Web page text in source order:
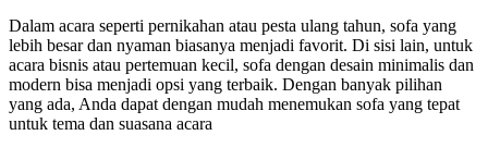
Dalam acara seperti pernikahan atau pesta ulang tahun, sofa yang
lebih besar dan nyaman biasanya menjadi favorit. Di sisi lain, untuk
acara bisnis atau pertemuan kecil, sofa dengan desain minimalis dan
modern bisa menjadi opsi yang terbaik. Dengan banyak pilihan
yang ada, Anda dapat dengan mudah menemukan sofa yang tepat
untuk tema dan suasana acara